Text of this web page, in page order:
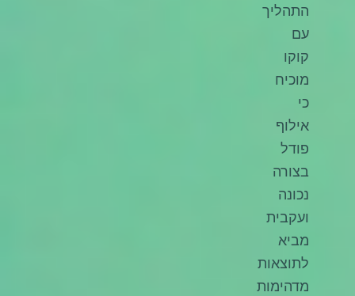
התהליך
עם
קוקו
מוכיח
כי
אילוף
פודל
בצורה
נכונה
ועקבית
מביא
לתוצאות
מדהימות